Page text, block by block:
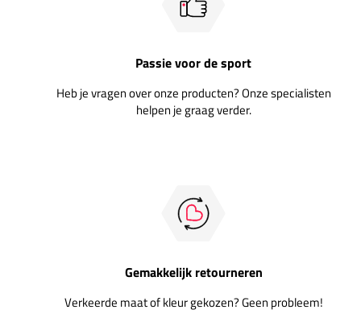
Passie voor de sport
Heb je vragen over onze producten? Onze specialisten
helpen je graag verder.
Gemakkelijk retourneren
Verkeerde maat of kleur gekozen? Geen probleem!